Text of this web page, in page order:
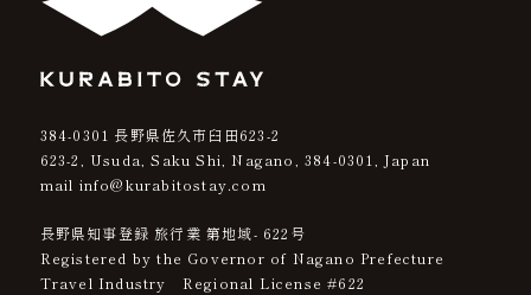
384-0301 長野県佐久市臼田623-2
623-2, Usuda, Saku Shi, Nagano, 384-0301
, Japan
mail info@kurabitostay.com
長野県知事登録 旅行業 第地域- 622号
Registered by the Governor of Nagano Prefecture
Travel Industry Regional License #622